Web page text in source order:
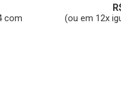
com
(ou em 12x